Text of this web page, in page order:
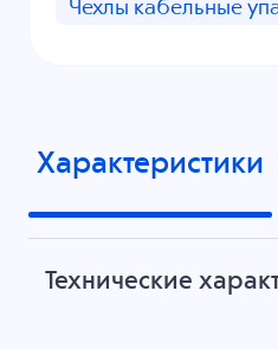
Чехлы кабельные
Характеристики
Технические